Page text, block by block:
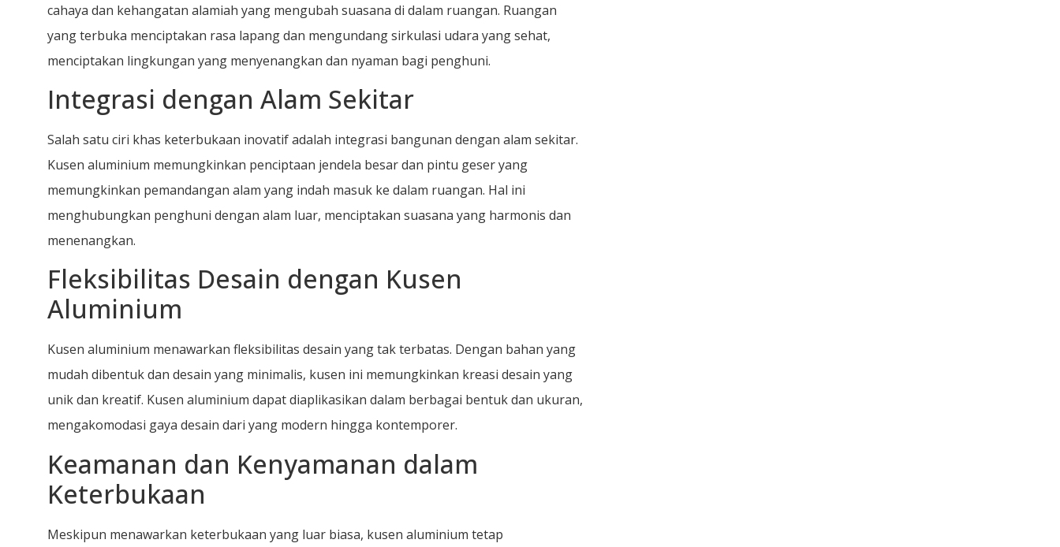
cahaya dan kehangatan alamiah yang mengubah suasana di dalam ruangan. Ruangan
yang terbuka menciptakan rasa lapang dan mengundang sirkulasi udara yang sehat,
menciptakan lingkungan yang menyenangkan dan nyaman bagi penghuni.
Integrasi dengan Alam Sekitar
Salah satu ciri khas keterbukaan inovatif adalah integrasi bangunan dengan alam sekitar.
Kusen aluminium memungkinkan penciptaan jendela besar dan pintu geser yang
memungkinkan pemandangan alam yang indah masuk ke dalam ruangan. Hal ini
menghubungkan penghuni dengan alam luar, menciptakan suasana yang harmonis dan
menenangkan.
Fleksibilitas Desain dengan Kusen
Aluminium
Kusen aluminium menawarkan fleksibilitas desain yang tak terbatas. Dengan bahan yang
mudah dibentuk dan desain yang minimalis, kusen ini memungkinkan kreasi desain yang
unik dan kreatif. Kusen aluminium dapat diaplikasikan dalam berbagai bentuk dan ukuran,
mengakomodasi gaya desain dari yang modern hingga kontemporer.
Keamanan dan Kenyamanan dalam
Keterbukaan
Meskipun menawarkan keterbukaan yang luar biasa, kusen aluminium tetap